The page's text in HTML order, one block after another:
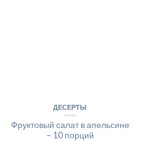
ДЕСЕРТЫ
Фруктовый салат в апельсине
– 10 порций